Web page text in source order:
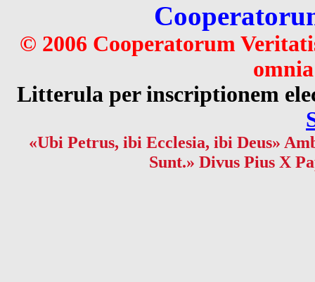
© 2006 Cooperatorum
Litterula per inscriptionem
«Ubi Petrus, ibi Ecclesia, ibi Deus»
Sunt.» Divus Pius X